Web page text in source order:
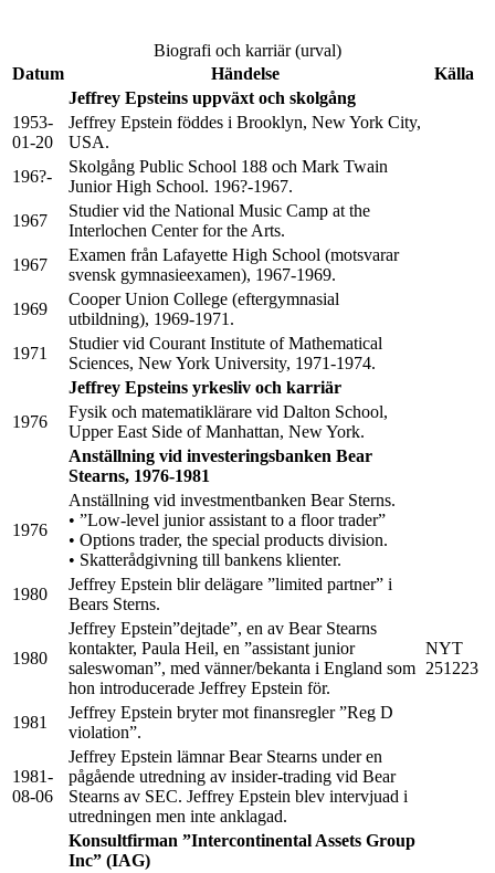
Datum Händelse Källa
Biografi och karriär (urval)
Jeffrey Epsteins uppväxt och skolgång
1953-
01-20
Jeffrey Epstein föddes i Brooklyn, New York City,
USA.
196?-
Skolgång Public School 188 och Mark Twain
Junior High School. 196?-1967.
1967
Studier vid the National Music Camp at the
Interlochen Center for the Arts.
1967
Examen från Lafayette High School (motsvarar
svensk gymnasieexamen), 1967-1969.
1969
Cooper Union College (eftergymnasial
utbildning), 1969-1971.
1971
Studier vid Courant Institute of Mathematical
Sciences, New York University, 1971-1974.
Jeffrey Epsteins yrkesliv och karriär
1976
Fysik och matematiklärare vid Dalton School,
Upper East Side of Manhattan, New York.
Anställning vid investeringsbanken Bear
Stearns, 1976-1981
1976
Anställning vid investmentbanken Bear Sterns.
• ”Low-level junior assistant to a floor trader”
• Options trader, the special products division.
• Skatterådgivning till bankens klienter.
1980
Jeffrey Epstein blir delägare ”limited partner” i
Bears Sterns.
1980
Jeffrey Epstein”dejtade”, en av Bear Stearns
kontakter, Paula Heil, en ”assistant junior
saleswoman”, med vänner/bekanta i England som
hon introducerade Jeffrey Epstein för.
NYT
251223
1981
Jeffrey Epstein bryter mot finansregler ”Reg D
violation”.
1981-
08-06
Jeffrey Epstein lämnar Bear Stearns under en
pågående utredning av insider-trading vid Bear
Stearns av SEC. Jeffrey Epstein blev intervjuad i
utredningen men inte anklagad.
Konsultfirman ”Intercontinental Assets Group
Inc” (IAG)